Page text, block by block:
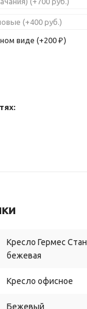
виде (+200 ₽ )
Кресло Гермес
бежевая
Кресло офисное
Бежевый